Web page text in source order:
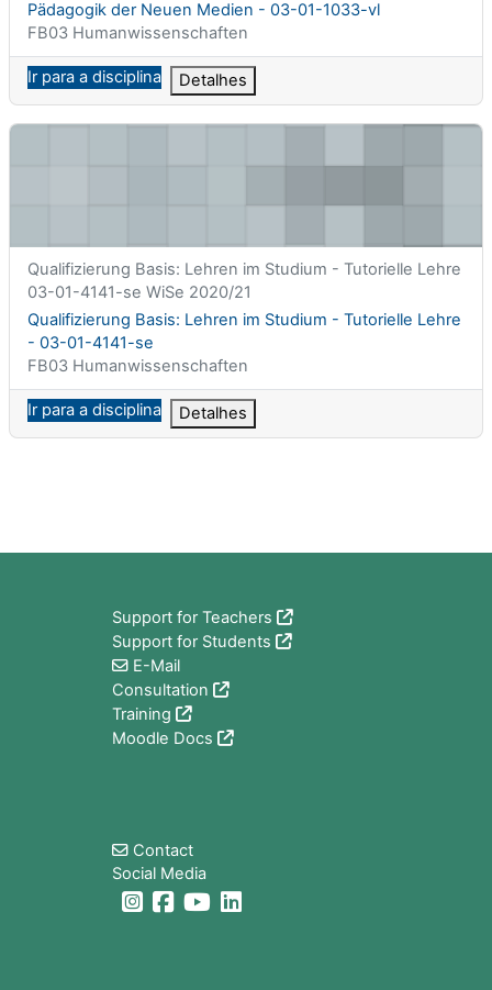
Nome da disciplina
Pädagogik der Neuen Medien - 03-01-1033-vl
Categoria da disciplina
FB03 Humanwissenschaften
Ir para a disciplina Detalhes
Qualifizierung Basis: Lehren im Studium - Tutorielle Lehre - 03-
Nome curto da disciplina
Qualifizierung Basis: Lehren im Studium - Tutorielle Lehre
03-01-4141-se WiSe 2020/21
Nome da disciplina
Qualifizierung Basis: Lehren im Studium - Tutorielle Lehre
- 03-01-4141-se
Categoria da disciplina
FB03 Humanwissenschaften
Ir para a disciplina Detalhes
Support for Teachers
Support for Students
E-Mail
Consultation
Training
Moodle Docs
Contact
Social Media